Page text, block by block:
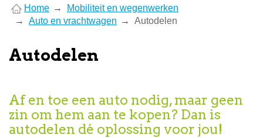
are
here
Home
Mobiliteit en wegenwerken
Auto en vrachtwagen
Autodelen
Autodelen
Af en toe een auto nodig, maar geen
zin om hem aan te kopen? Dan is
autodelen dé oplossing voor jou!